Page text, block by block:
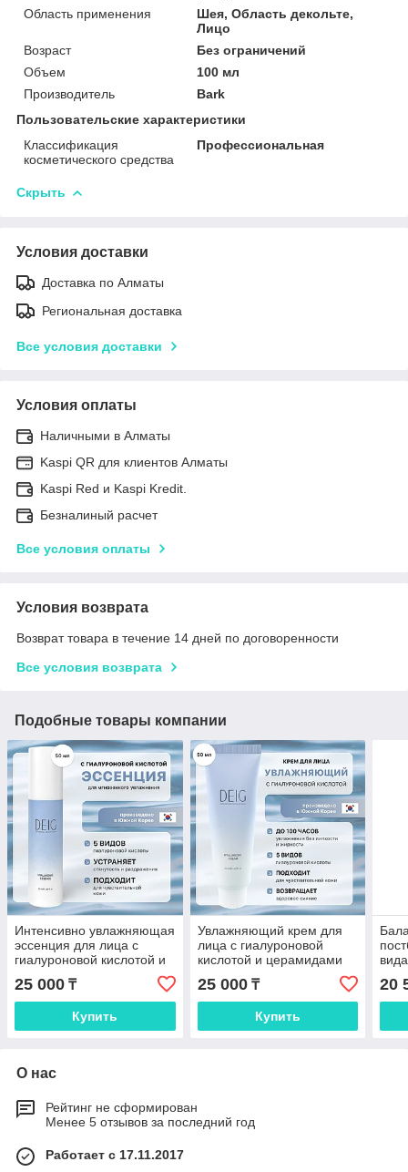
Область применения
Шея, Область декольте,
Лицо
Возраст
Без ограничений
Объем
100 мл
Производитель
Bark
Пользовательские характеристики
Классификация
косметического средства
Профессиональная
Скрыть
Условия доставки
Доставка по Алматы
Региональная доставка
Все условия доставки
Условия оплаты
Наличными в Алматы
Kaspi QR для клиентов Алматы
Kaspi Red и Kaspi Kredit.
Безналиный расчет
Все условия оплаты
Условия возврата
Возврат товара в течение 14 дней по договоренности
Все условия возврата
Подобные товары компании
Интенсивно увлажняющая
эссенция для лица с
гиалуроновой кислотой и
церамидами DEIG
Hyaluronic Essence, 50 мл
25 000 ₸
Купить
Увлажняющий крем для
лица с гиалуроновой
кислотой и церамидами
DEIG Hyaluronic Cream,
50 мл
25 000₸
Купить
20
О нас
Рейтинг не сформирован
Менее 5 отзывов за последний год
Работает с 17.11.2017